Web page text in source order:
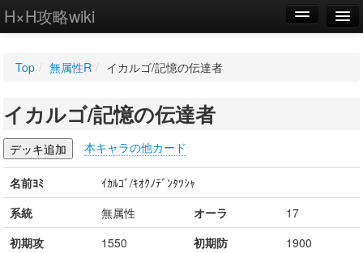
H×H攻略wiki
WIKI
設定
Top / 無属性R / イカルゴ/記憶の伝達者
イカルゴ/記憶の伝達者
本キャラの他カード
名前ﾖﾐ
ｲｶﾙｺﾞ/ｷｵｸﾉﾃﾞﾝﾀﾂｼｬ
系統
無属性 オーラ
17
初期攻
1550 初期防
1900